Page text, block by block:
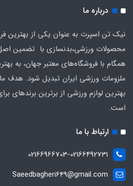
درباره ما
نیک تن اسپرت به عنوان یکی از بهترین
محصولات ورزشی،بدنسازی با تضمین
همگام با فروشگاه‌های معتبر جهان، به
ملزومات ورزشی ایران تبدیل شود. هدف
بهترین لوازم ورزشی از برترین برندهای
است.
ارتباط با ما
02166966703-02166492731
Saeedbagheri649@gmail.com